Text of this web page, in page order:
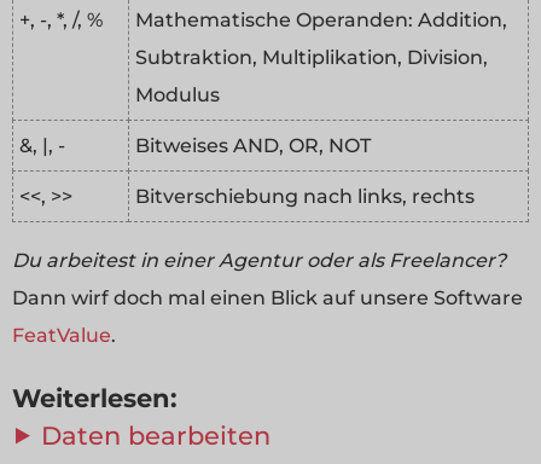
+, -, *, /, %
Mathematische Operanden: Addition,
Subtraktion, Multiplikation, Division,
Modulus
&, |, - Bitweises AND, OR, NOT
<<, >> Bitverschiebung nach links, rechts
Du arbeitest in einer Agentur oder als Freelancer?
Dann wirf doch mal einen Blick auf unsere Software
FeatValue.
Weiterlesen:
⯈ Daten bearbeiten